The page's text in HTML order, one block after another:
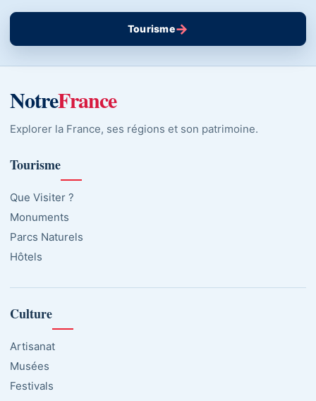
Tourisme→
NotreFrance
Explorer la France, ses régions et son patrimoine.
Tourisme
Que Visiter ?
Monuments
Parcs Naturels
Hôtels
Culture
Artisanat
Musées
Festivals